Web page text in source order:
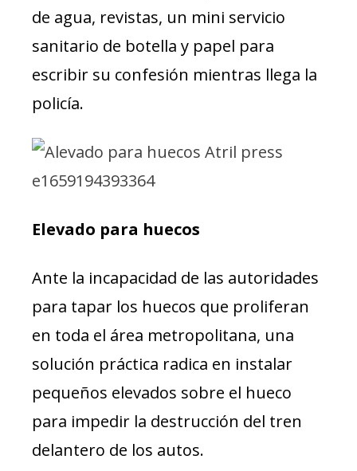
de agua, revistas, un mini servicio
sanitario de botella y papel para
escribir su confesión mientras llega la
policía.
Elevado para huecos
Ante la incapacidad de las autoridades
para tapar los huecos que proliferan
en toda el área metropolitana, una
solución práctica radica en instalar
pequeños elevados sobre el hueco
para impedir la destrucción del tren
delantero de los autos.